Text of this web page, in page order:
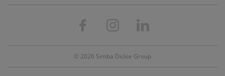
© 2026 Simba Dickie Group